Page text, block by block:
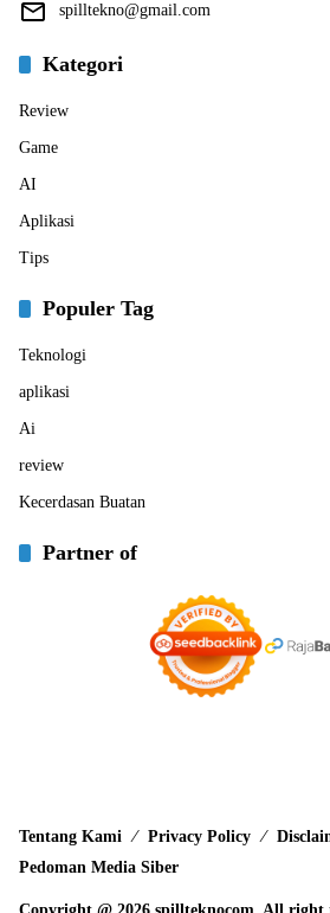
spilltekno@gmail.com
Kategori
Review
Game
AI
Aplikasi
Tips
Populer Tag
Teknologi
aplikasi
Ai
review
Kecerdasan Buatan
Partner of
Tentang Kami Privacy Policy
Pedoman Media Siber